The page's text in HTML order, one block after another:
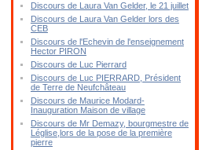
Discours de Laura Van Gelder, le 21 juillet
Discours de Laura Van Gelder lors des
CEB
Discours de l'Echevin de l'enseignement
Hector PIRON
Discours de Luc Pierrard
Discours de Luc PIERRARD, Président
de Terre de Neufchâteau
Discours de Maurice Modard-
Inauguration Maison de village
Discours de Mr Demazy, bourgmestre de
Léglise,lors de la pose de la première
pierre